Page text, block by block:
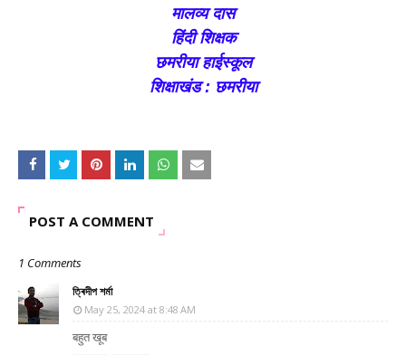
मालव्य दास
हिंदी शिक्षक
छमरीया हाईस्कूल
शिक्षाखंड : छमरीया
POST A COMMENT
1 Comments
ত্ৰিদীপ শৰ্মা
May 25, 2024 at 8:48 AM
बहुत खूब